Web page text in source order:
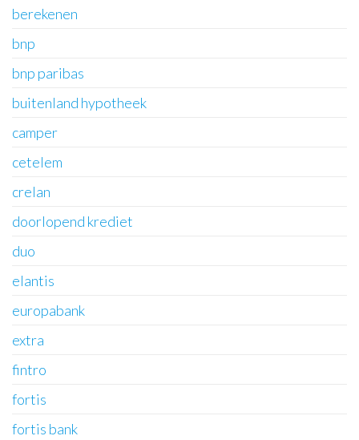
berekenen
bnp
bnp paribas
buitenland hypotheek
camper
cetelem
crelan
doorlopend krediet
duo
elantis
europabank
extra
fintro
fortis
fortis bank